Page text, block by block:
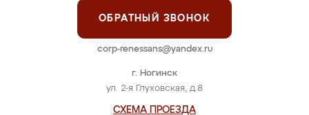
г. Ногинск
ул. 2-я Глуховская, д.8
СХЕМА ПРОЕЗДА
ОБРАТНЫЙ ЗВОНОК
corp-renessans@yandex.ru